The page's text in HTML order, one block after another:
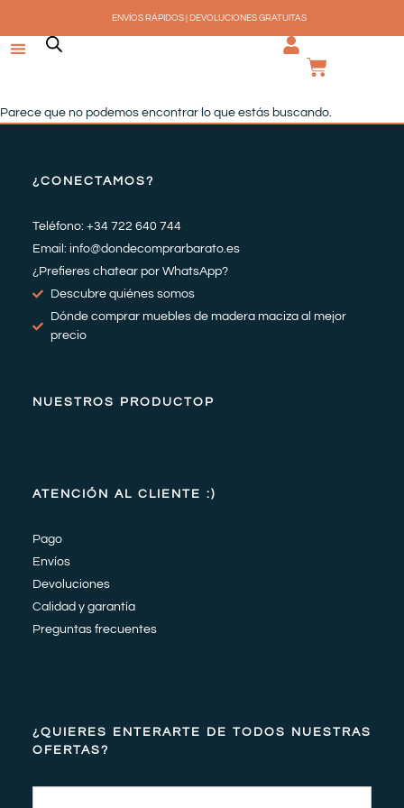
contenido
ENVÍOS RÁPIDOS | DEVOLUCIONES GRATUITAS
Parece que no podemos encontrar lo que estás buscando.
¿CONECTAMOS?
Teléfono: +34 722 640 744
Email: info@dondecomprarbarato.es
¿Prefieres chatear por WhatsApp?
Descubre quiénes somos
Dónde comprar muebles de madera maciza al mejor
precio
NUESTROS PRODUCTOP
ATENCIÓN AL CLIENTE :)
Pago
Envíos
Devoluciones
Calidad y garantía
Preguntas frecuentes
¿QUIERES ENTERARTE DE TODOS NUESTRAS
OFERTAS?